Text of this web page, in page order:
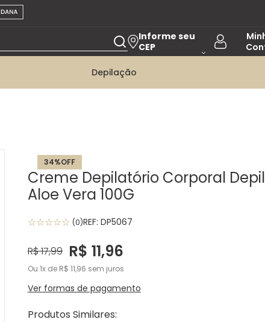
Informe seu
CEP
Depilação
34%OFF
Creme Depilatório Corporal
Aloe Vera 100G
☆☆☆☆☆ (0)REF: DP5067
R$17,99 R$ 11,96
Ou 1 de R$ 11,96 sem juros
Ver formas de pagamento
Produtos Similares: